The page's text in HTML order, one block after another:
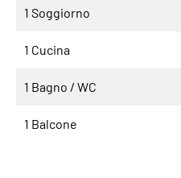
1 Soggiorno
1 Cucina
1 Bagno / WC
1 Balcone